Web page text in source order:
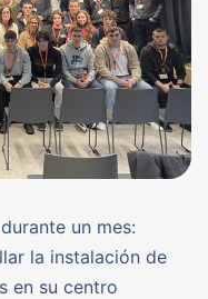
un mes:
la instalación de
en su centro